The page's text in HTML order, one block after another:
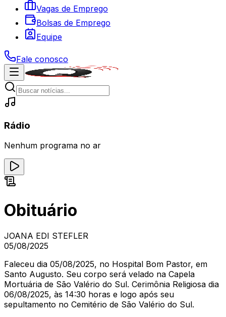
Vagas de Emprego
Bolsas de Emprego
Equipe
Fale conosco
Rádio
Nenhum programa no ar
Obituário
JOANA EDI STEFLER
05/08/2025
Faleceu dia 05/08/2025, no Hospital Bom Pastor, em
Santo Augusto. Seu corpo será velado na Capela
Mortuária de São Valério do Sul. Cerimônia Religiosa dia
06/08/2025, às 14:30 horas e logo após seu
sepultamento no Cemitério de São Valério do Sul.